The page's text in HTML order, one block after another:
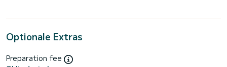
Optionale Extras
Preparation fee